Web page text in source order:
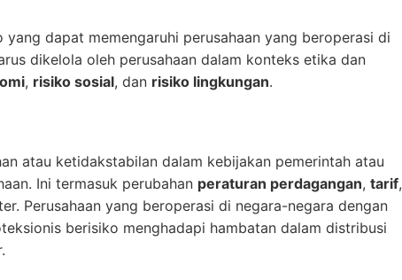
dapat memengaruhi perusahaan yang beroperasi di
dikelola oleh perusahaan dalam konteks etika dan
, risiko sosial, dan risiko lingkungan.
atau ketidakstabilan dalam kebijakan pemerintah atau
Ini termasuk perubahan peraturan perdagangan, tarif,
Perusahaan yang beroperasi di negara-negara dengan
berisiko menghadapi hambatan dalam distribusi